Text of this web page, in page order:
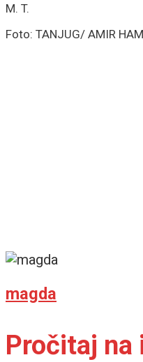
M. T.
Foto: TANJUG/ AMIR
magda
Pročitaj na